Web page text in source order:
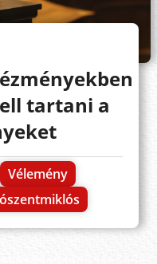
tartani a
Vélemény